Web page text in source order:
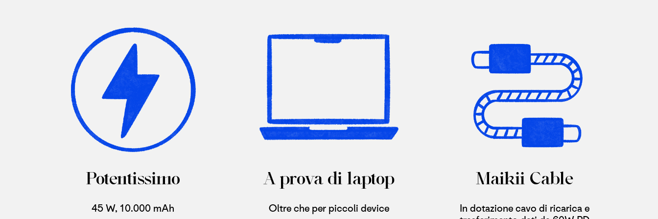
Potentissimo
45 W, 10.000 mAh
A prova di laptop
Oltre che per piccoli device
Maikii Cable
In dotazione cavo di ricarica e